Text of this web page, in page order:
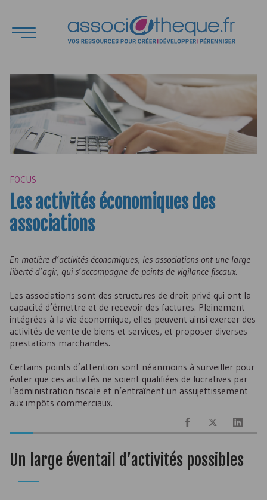
FOCUS
Les activités économiques des
associations
En matière d’activités économiques, les associations ont une large
liberté d’agir, qui s’accompagne de points de vigilance fiscaux.
Les associations sont des structures de droit privé qui ont la
capacité d’émettre et de recevoir des factures. Pleinement
intégrées à la vie économique, elles peuvent ainsi exercer des
activités de vente de biens et services, et proposer diverses
prestations marchandes.
Certains points d’attention sont néanmoins à surveiller pour
éviter que ces activités ne soient qualifiées de lucratives par
l’administration fiscale et n’entraînent un assujettissement
aux impôts commerciaux.
Un large éventail d’activités possibles